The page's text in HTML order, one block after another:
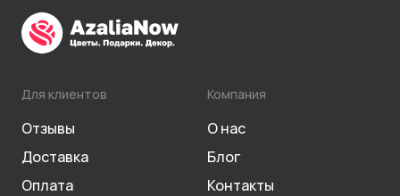
Для клиентов
Отзывы
Доставка
Оплата
Компания
О нас
Блог
Контакты